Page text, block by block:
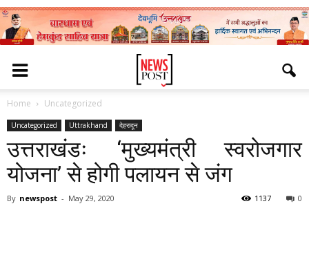
Home Uncategorized
Uncategorized Uttrakhand देहरादून
उत्तराखंडः ‘मुख्यमंत्री स्वरोजगार
योजना’ से होगी पलायन से जंग
By newspost - May 29, 2020 0
1137